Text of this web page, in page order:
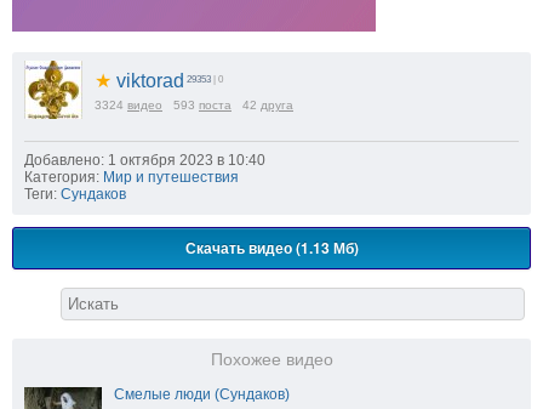
★ viktorad 29353 | 0
3324 видео 593 поста 42 друга
Добавлено: 1 октября 2023 в 10:40
Категория: Мир и путешествия
Теги: Сундаков
Скачать видео (1.13 Мб)
Похожее видео
Смелые люди (Сундаков)